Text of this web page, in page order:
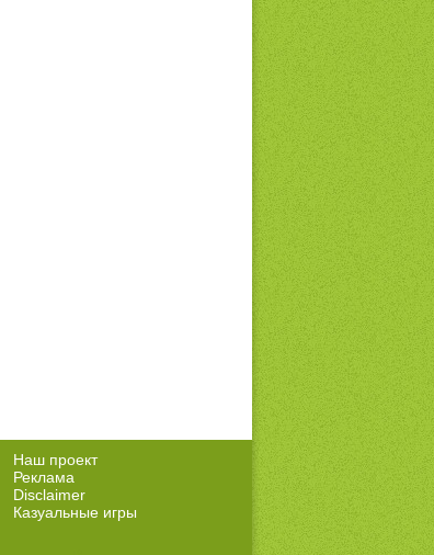
Наш проект
Реклама
Disclaimer
Казуальные игры